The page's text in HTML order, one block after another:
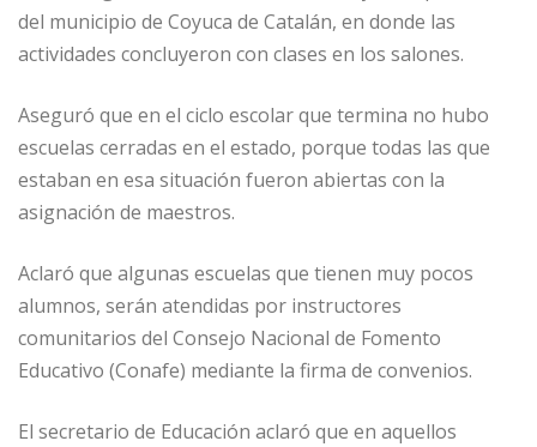
del municipio de Coyuca de Catalán, en donde las
actividades concluyeron con clases en los salones.
Aseguró que en el ciclo escolar que termina no hubo
escuelas cerradas en el estado, porque todas las que
estaban en esa situación fueron abiertas con la
asignación de maestros.
Aclaró que algunas escuelas que tienen muy pocos
alumnos, serán atendidas por instructores
comunitarios del Consejo Nacional de Fomento
Educativo (Conafe) mediante la firma de convenios.
El secretario de Educación aclaró que en aquellos